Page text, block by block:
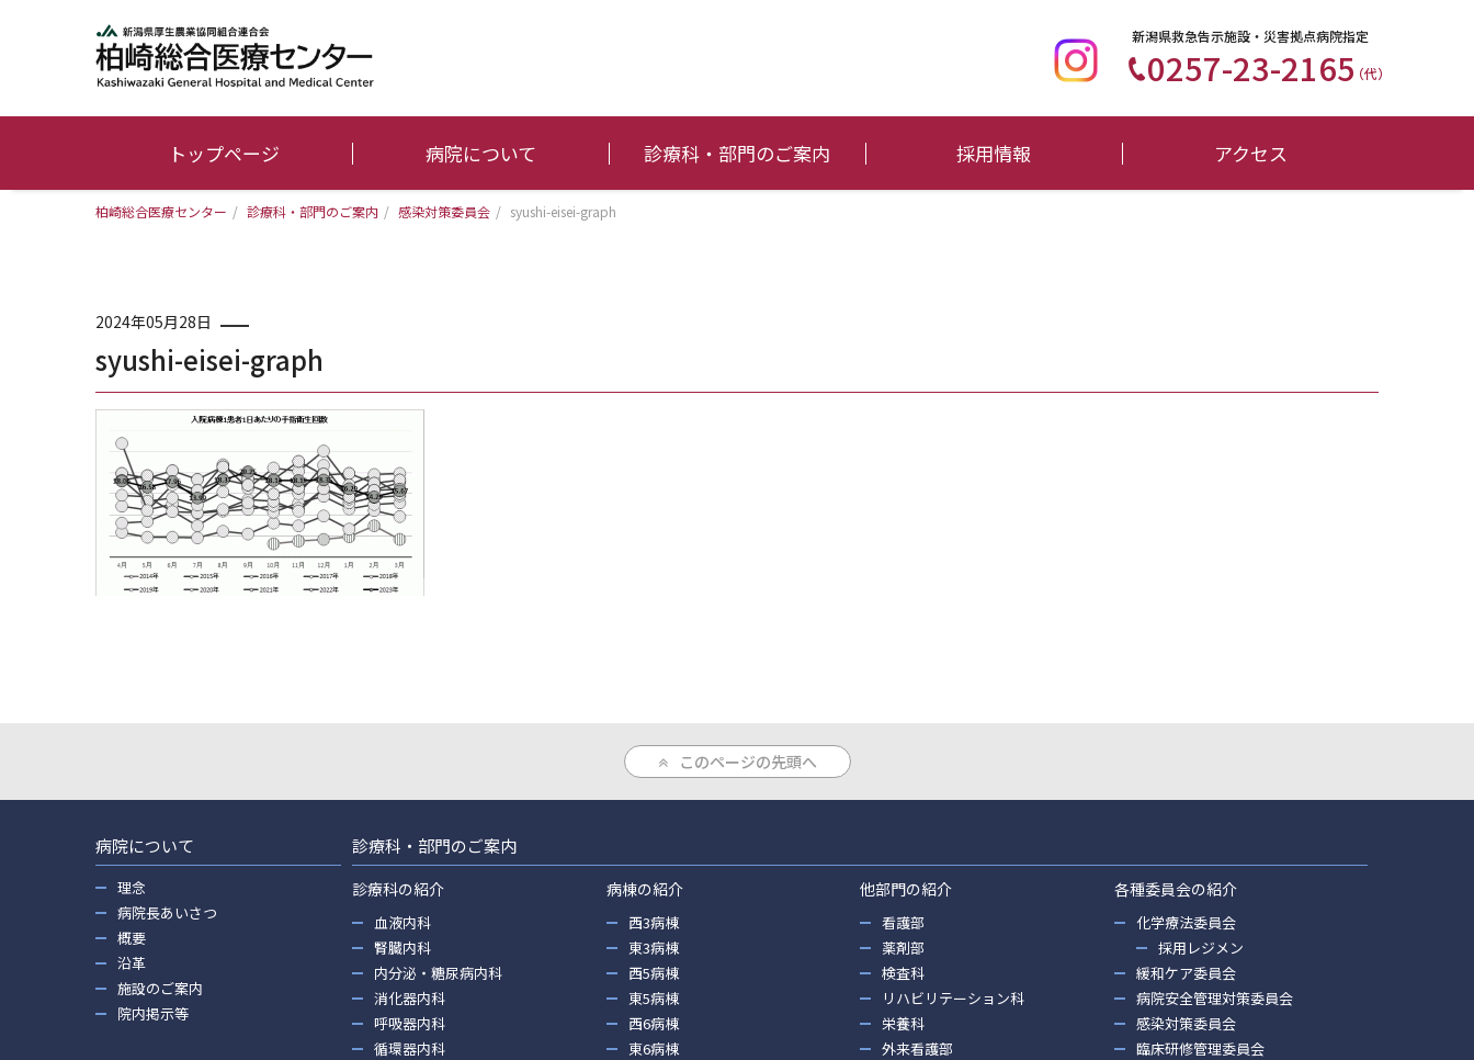
新潟県救急告示施設・災害拠点病院指定
0257-23-2165（代）
トップページ 病院について 診療科・部門のご案内 採用情報 アクセス
柏崎総合医療センター / 診療科・部門のご案内 / 感染対策委員会 / syushi-eisei-graph
2024年05月28日
syushi-eisei-graph
このページの先頭へ
病院について
理念
病院長あいさつ
概要
沿革
施設のご案内
院内掲示等
診療科・部門のご案内
診療科の紹介
血液内科
腎臓内科
内分泌・糖尿病内科
消化器内科
呼吸器内科
循環器内科
病棟の紹介
西3病棟
東3病棟
西5病棟
東5病棟
西6病棟
東6病棟
他部門の紹介
看護部
薬剤部
検査科
リハビリテーション科
栄養科
外来看護部
各種委員会の紹介
化学療法委員会
採用レジメン
緩和ケア委員会
病院安全管理対策委員会
感染対策委員会
臨床研修管理委員会